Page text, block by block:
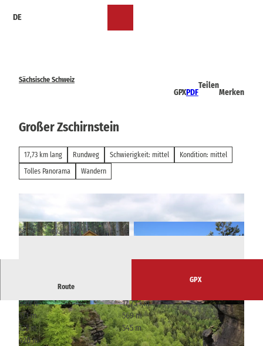
DE
Sächsische Schweiz
GPXPDF
Teilen
Merken
Großer Zschirnstein
17,73 km lang Rundweg Schwierigkeit: mittel
Kondition: mittel
Tolles Panorama
Wandern
© Yvonne Brückner, Tourismusverband Sächsis
che Schweiz
© Yvonne Brückner, Tourismusverband Sächsis
che Schweiz
Route
GPX
5:30 h
17,73 km
571 m
569 m
125 m
545 m
420 m